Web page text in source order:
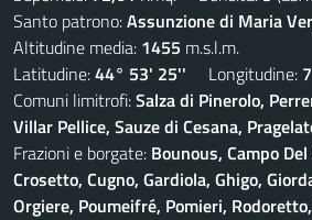
Santo patrono:Assunzione di Maria
Altitudine media: 1455 m.s.l.m.
Latitudine:44° 53' 25'' Longitudine:
Comuni limitrofi:Salza di Pinerolo,
Villar Pellice, Sauze di Cesana,
Frazioni e borgate: Bounous, Campo
Crosetto, Cugno, Gardiola, Ghigo,
Orgiere, Poumeifré, Pomieri,